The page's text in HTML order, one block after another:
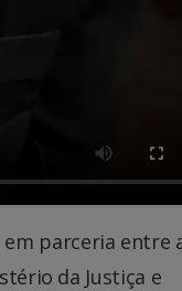
parceria entre
da Justiça e